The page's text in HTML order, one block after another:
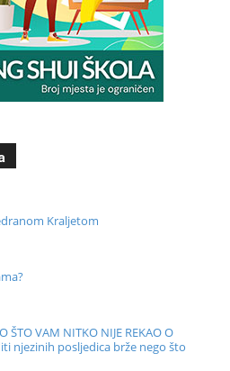
Kraljetom
VAM NITKO NIJE REKAO O
njezinih posljedica brže nego što